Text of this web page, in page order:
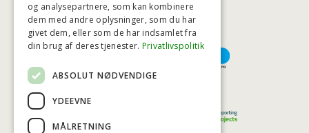
BETALINGSMULIGHEDER
og analysepartnere, som kan kombinere
dem med andre oplysninger, som du har
givet dem, eller som de har indsamlet fra
din brug af deres tjenester. Privatlivspolitik
ABSOLUT NØDVENDIGE
YDEEVNE
MÅLRETNING